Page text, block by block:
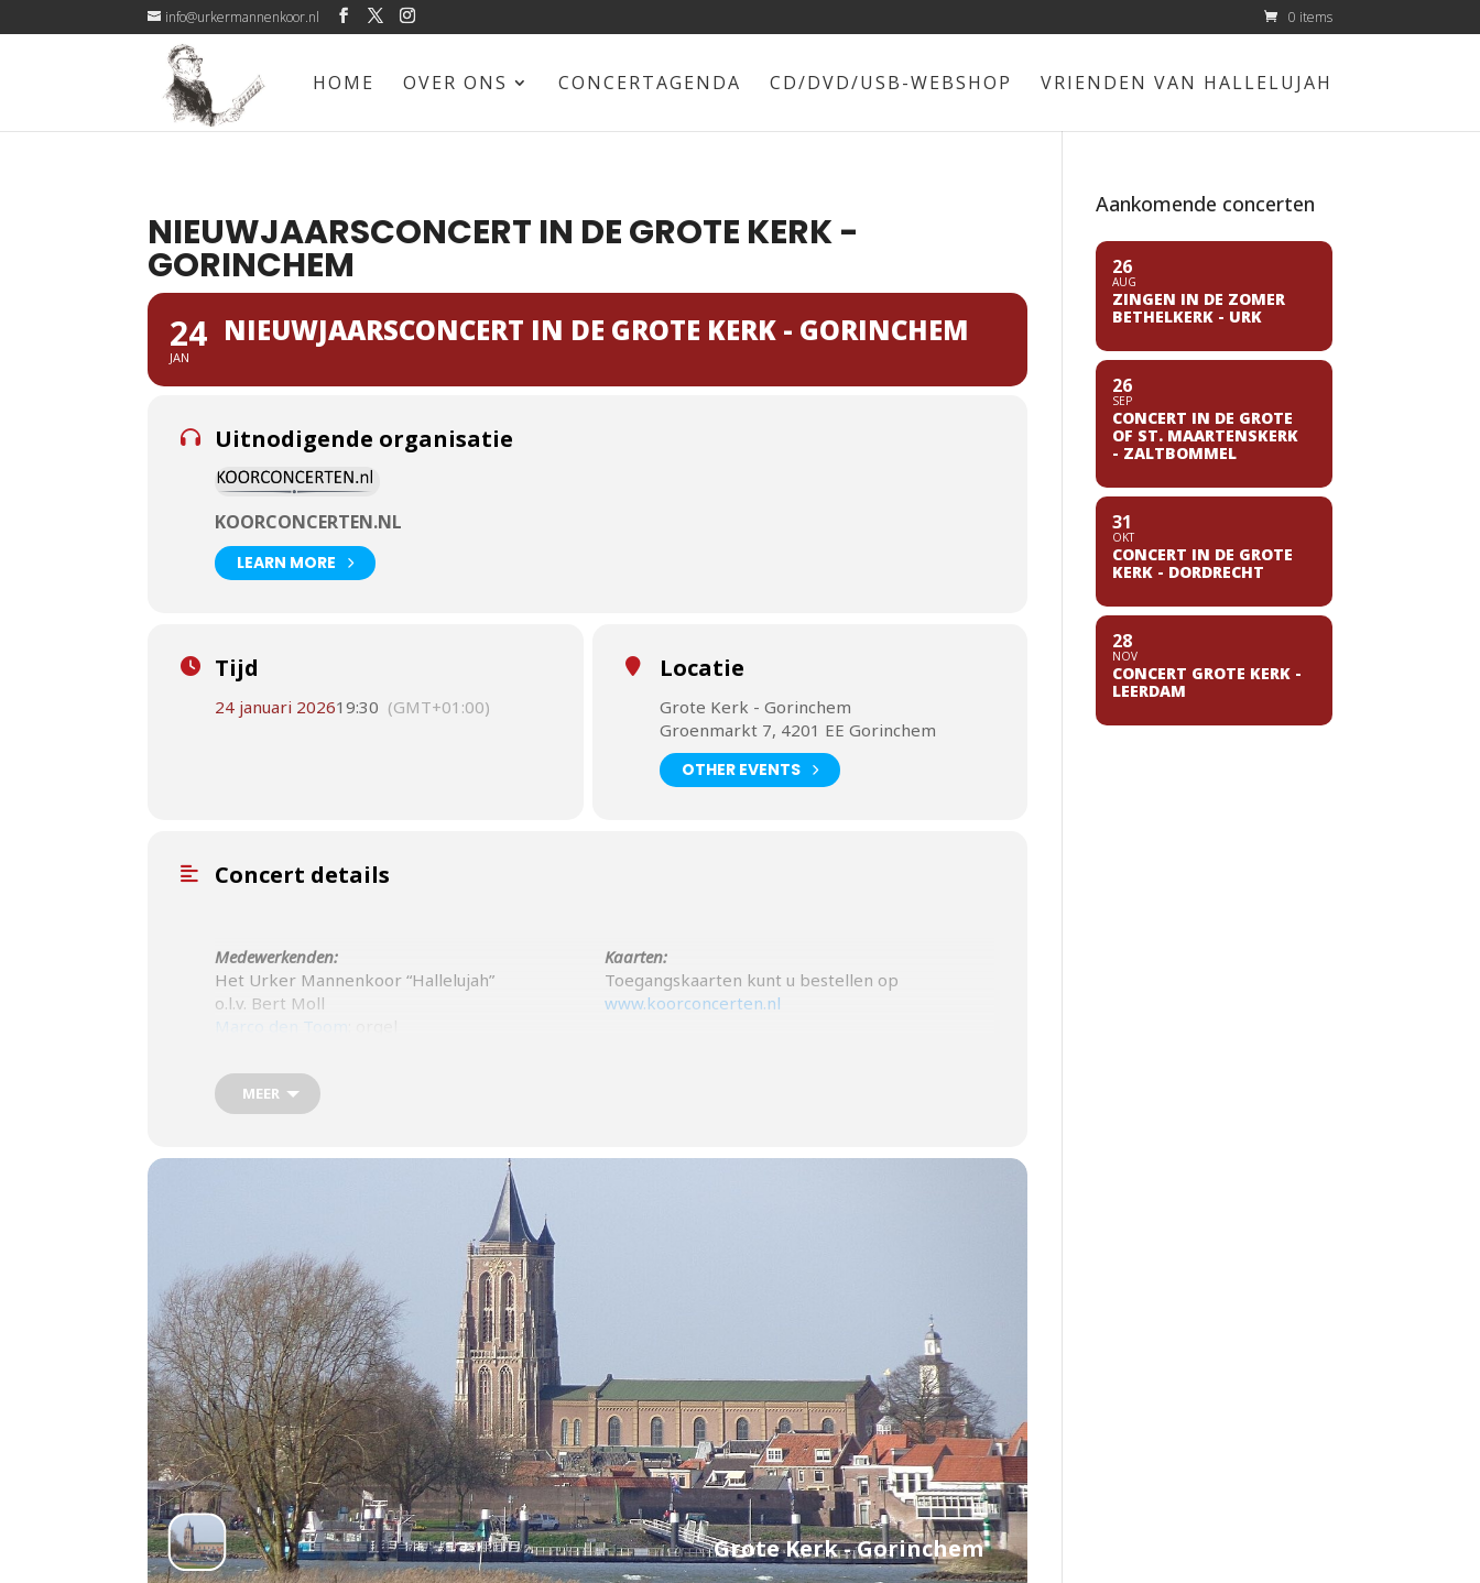
info@urkermannenkoor.nl 0 items
HOME OVER ONS CONCERTAGENDA CD/DVD/USB-WEBSHOP VRIENDEN VAN HALLELUJAH
NIEUWJAARSCONCERT IN DE GROTE KERK -
GORINCHEM
24
JAN
NIEUWJAARSCONCERT IN DE GROTE KERK - GORINCHEM
Uitnodigende organisatie
KOORCONCERTEN.NL
LEARN MORE
Tijd
24 januari 202619:30 (GMT+01:00)
Locatie
Grote Kerk - Gorinchem
Groenmarkt 7, 4201 EE Gorinchem
OTHER EVENTS
Concert details
Medewerkenden:
Het Urker Mannenkoor “Hallelujah”
o.l.v. Bert Moll
Marco den Toom
Kaarten:
Toegangskaarten kunt u bestellen op
www.koorconcerten.nl
MEER
Grote Kerk - Gorinchem
Aankomende concerten
26
AUG
ZINGEN IN DE ZOMER
BETHELKERK - URK
26
SEP
CONCERT IN DE GROTE
OF ST. MAARTENSKERK
- ZALTBOMMEL
31
OKT
CONCERT IN DE GROTE
KERK - DORDRECHT
28
NOV
CONCERT GROTE KERK -
LEERDAM